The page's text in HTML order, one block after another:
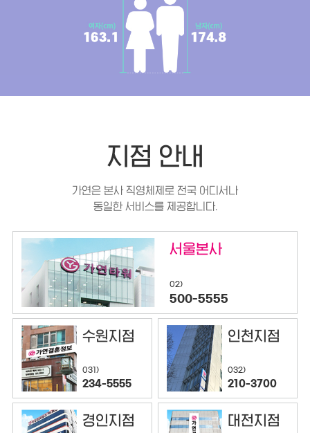
지점 안내
가연은 본사 직영체제로 전국 어디서나
동일한 서비스를 제공합니다.
서울본사
02)
500-5555
수원지점
031)
234-5555
인천지점
032)
210-3700
경인지점 대전지점